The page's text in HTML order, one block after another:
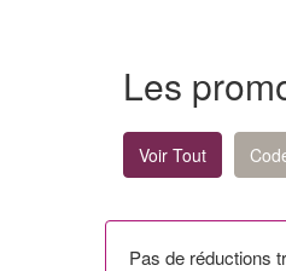
Les
Voir Tout
Pas de réductions